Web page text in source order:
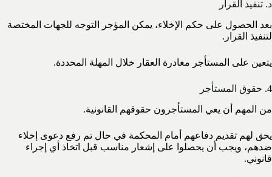
د. تنفيذ القرار
بعد الحصول على حكم الإخلاء، يمكن المؤجر التوجه للجهات المختصة
لتنفيذ القرار.
يتعين على المستأجر مغادرة العقار خلال المهلة المحددة.
4. حقوق المستأجر
من المهم أن يعي المستأجرون حقوقهم القانونية.
يحق لهم تقديم دفاعهم أمام المحكمة في حال تم رفع دعوى إخلاء
ضدهم، ويجب أن يحصلوا على إشعار مناسب قبل اتخاذ أي إجراء
قانوني.